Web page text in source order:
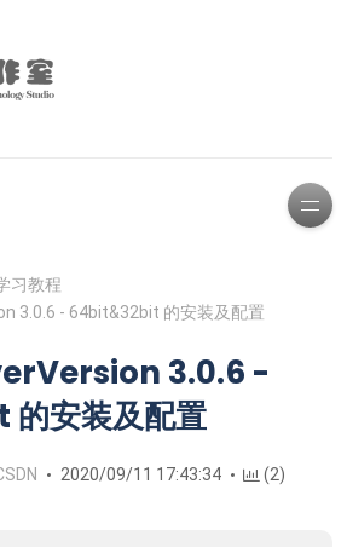
习教程
3.0.6 - 64bit&32bit 的安装及配置
3.0.6 -
安装及配置
2020/09/11 17:43:34 (2)